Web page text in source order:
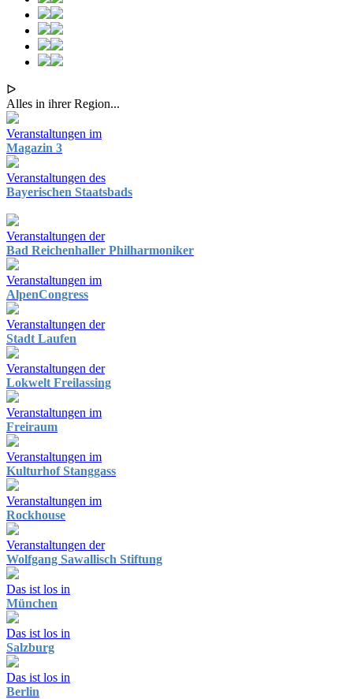
ᐅ
Alles in ihrer Region...
Veranstaltungen im
Magazin 3
Veranstaltungen des
Bayerischen Staatsbads
Veranstaltungen der
Bad Reichenhaller Philharmoniker
Veranstaltungen im
AlpenCongress
Veranstaltungen der
Stadt Laufen
Veranstaltungen der
Lokwelt Freilassing
Veranstaltungen im
Freiraum
Veranstaltungen im
Kulturhof Stanggass
Veranstaltungen im
Rockhouse
Veranstaltungen der
Wolfgang Sawallisch Stiftung
Das ist los in
München
Das ist los in
Salzburg
Das ist los in
Berlin